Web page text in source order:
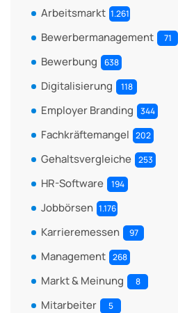
Arbeitsmarkt 1.261
Bewerbermanagement 71
Bewerbung 638
Digitalisierung 118
Employer Branding 344
Fachkräftemangel 202
Gehaltsvergleiche 253
HR-Software 194
Jobbörsen 1.176
Karrieremessen 97
Management 268
Markt & Meinung 8
Mitarbeiter 5